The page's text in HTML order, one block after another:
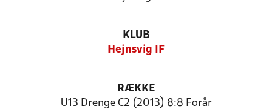
KLUB
Hejnsvig IF
RÆKKE
U13 Drenge C2 (2013) 8:8 Forår